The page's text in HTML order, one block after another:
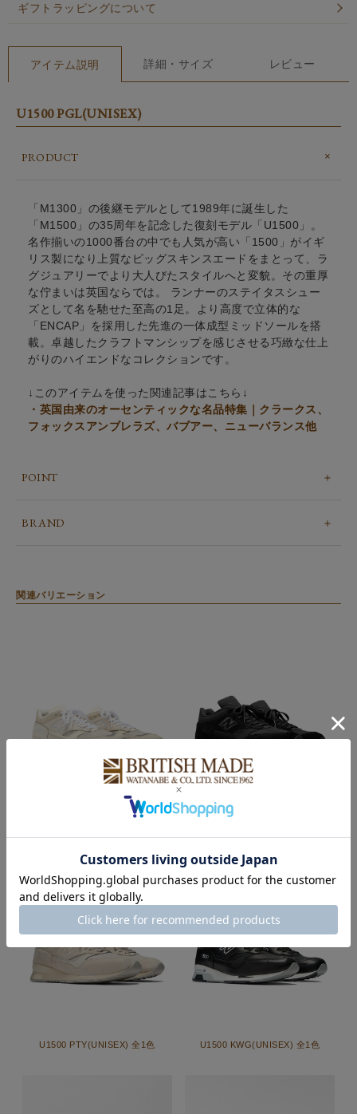
ギフトラッピングについて
アイテム説明 詳細・サイズ レビュー
U1500 PGL(UNISEX)
PRODUCT
「M1300」の後継モデルとして1989年に誕生した
「M1500」の35周年を記念した復刻モデル「U1500」。
名作揃いの1000番台の中でも人気が高い「1500」がイギ
リス製になり上質なピッグスキンスエードをまとって、ラ
グジュアリーでより大人びたスタイルへと変貌。その重厚
な佇まいは英国ならでは。 ランナーのステイタスシュー
ズとして名を馳せた至高の1足。より高度で立体的な
「ENCAP」を採用した先進の一体成型ミッドソールを搭
載。卓越したクラフトマンシップを感じさせる巧緻な仕上
がりのハイエンドなコレクションです。
↓このアイテムを使った関連記事はこちら↓
・英国由来のオーセンティックな名品特集｜クラークス、
フォックスアンブレラズ、バブアー、ニューバランス他
POINT
BRAND
関連バリエーション
U1500 WBR(UNISEX) 全1色 U1500 KKL(UNISEX) 全1色
U1500 PTY(UNISEX) 全1色 U1500 KWG(UNISEX) 全1色